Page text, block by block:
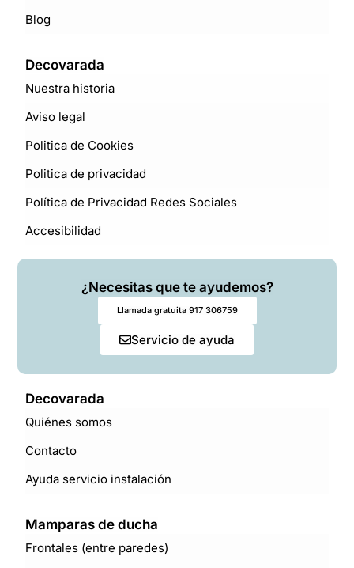
Blog
Decovarada
Nuestra historia
Aviso legal
Politica de Cookies
Politica de privacidad
Política de Privacidad Redes Sociales
Accesibilidad
¿Necesitas que te ayudemos?
Llamada gratuita 917 306759
Servicio de ayuda
Decovarada
Quiénes somos
Contacto
Ayuda servicio instalación
Mamparas de ducha
Frontales (entre paredes)